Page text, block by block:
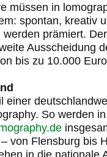
müssen in
spontan, kreativ
prämiert.
Ausscheidung
bis zu 10.000
einer
So werden
von Flensburg bis
in die nationale